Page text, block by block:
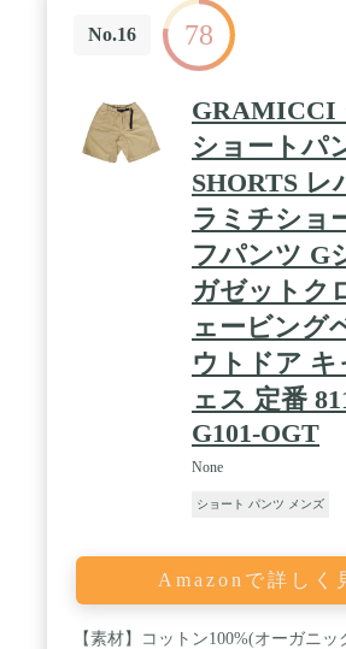
No.16 78
GRAMICCI
ショートパ
SHORTS レ
ラミチショ
フパンツ G
ガゼットク
ェービング
ウトドア キ
ェス 定番
G101-OGT
None
ショート パンツ メンズ
Amazonで詳しく
【素材】コットン100%(オーガニ